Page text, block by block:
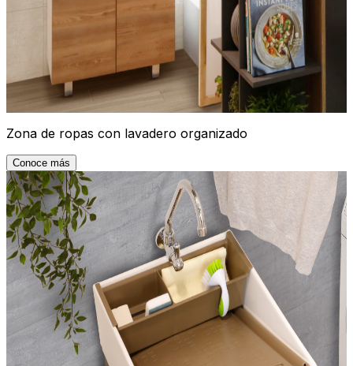
Zona de ropas con lavadero organizado
Conoce más